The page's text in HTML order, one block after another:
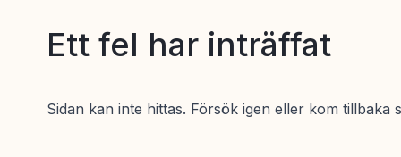
Ett fel har inträffat
Sidan kan inte hittas. Försök igen eller kom tillbaka